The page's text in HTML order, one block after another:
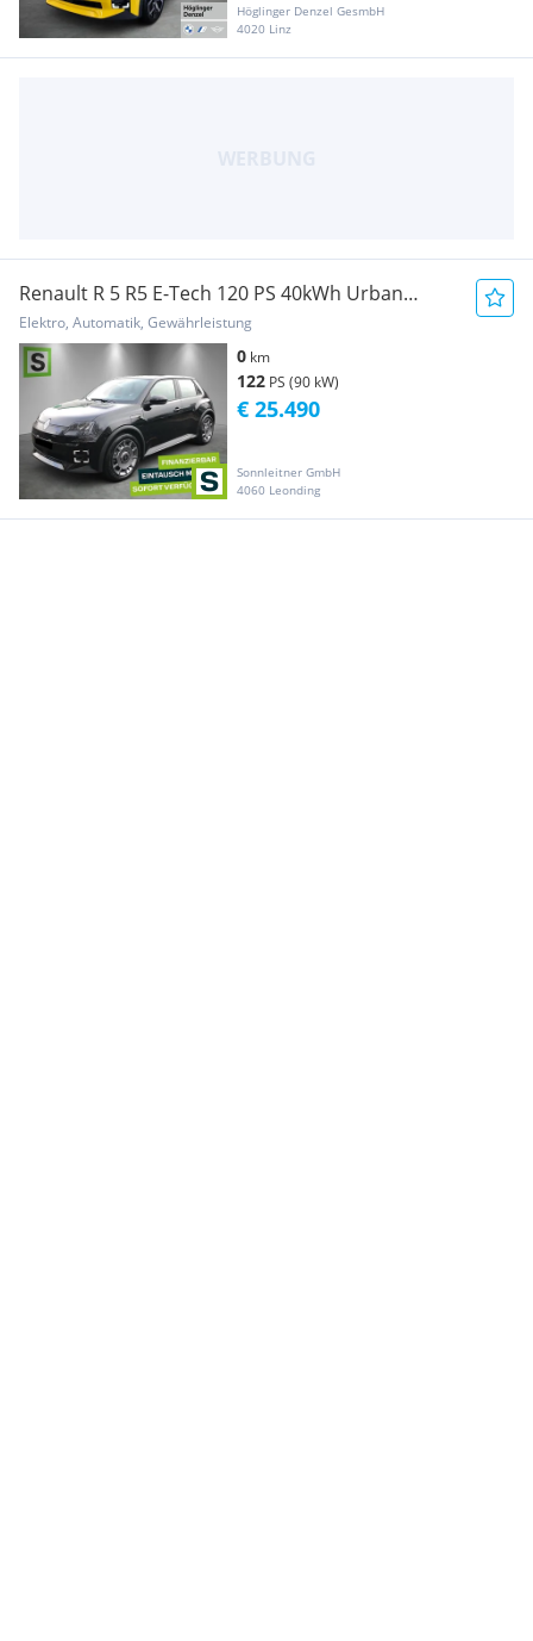
Höglinger Denzel GesmbH
4020 Linz
Renault R 5 R5 E-Tech 120 PS 40kWh Urban
Range Evolution
Elektro, Automatik, Gewährleistung
0 km
122 PS (90 kW)
Sonnleitner GmbH
4060 Leonding
€ 25.490